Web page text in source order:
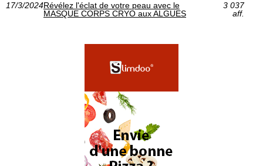
17/3/2024Révélez l'éclat de votre peau avec le
MASQUE CORPS CRYO aux ALGUES
3 037
aff.